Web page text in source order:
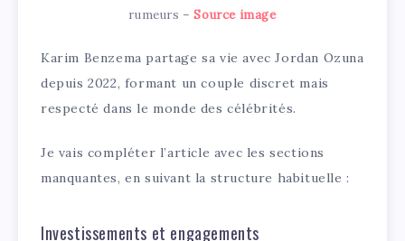
rumeurs –Source image
Karim Benzema partage sa vie avec Jordan Ozuna
depuis 2022, formant un couple discret mais
respecté dans le monde des célébrités.
Je vais compléter l’article avec les sections
manquantes, en suivant la structure habituelle :
Investissements et engagements